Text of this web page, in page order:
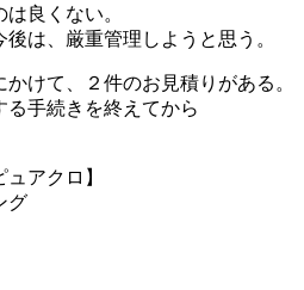
良くない。
は、厳重管理しようと思う。
けて、２件のお見積りがある。
る手続きを終えてから
アクロ】
グ